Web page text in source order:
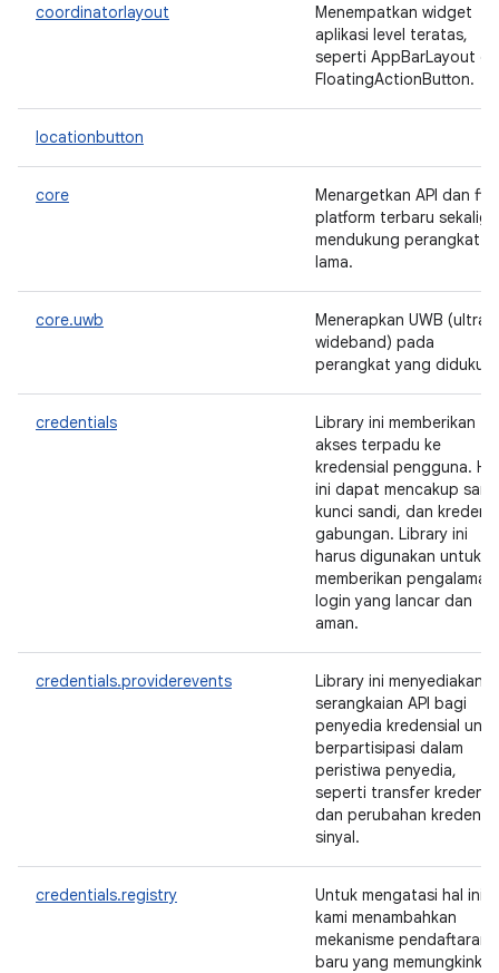
coordinatorlayout
Menempatkan widget
aplikasi level teratas,
seperti AppBarLayout
FloatingActionButton.
locationbutton
core
Menargetkan API dan
platform terbaru
mendukung perangkat
lama.
core.uwb
Menerapkan UWB (ultra-
wideband) pada
perangkat yang
credentials
Library ini memberikan
akses terpadu ke
kredensial pengguna. Hal
ini dapat mencakup
kunci sandi, dan
gabungan. Library ini
harus digunakan untuk
memberikan pengalaman
login yang lancar dan
aman.
credentials.providerevents
Library ini menyediakan
serangkaian API bagi
penyedia kredensial
berpartisipasi dalam
peristiwa penyedia,
seperti transfer
dan perubahan
sinyal.
credentials.registry
Untuk mengatasi hal ini,
kami menambahkan
mekanisme pendaftaran
baru yang memungkinkan